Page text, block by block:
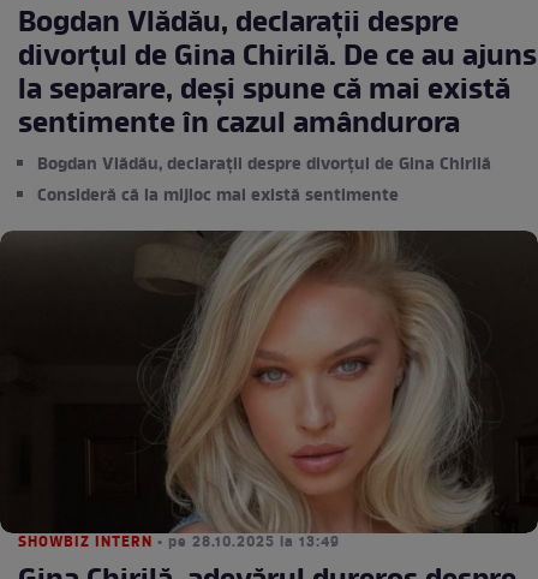
Bogdan Vlădău, declarații despre
divorțul de Gina Chirilă. De ce au ajuns
la separare, deși spune că mai există
sentimente în cazul amândurora
Bogdan Vlădău, declarații despre divorțul de Gina Chirilă
Consideră că la mijloc mai există sentimente
SHOWBIZ INTERN • pe 28.10.2025 la 13:49